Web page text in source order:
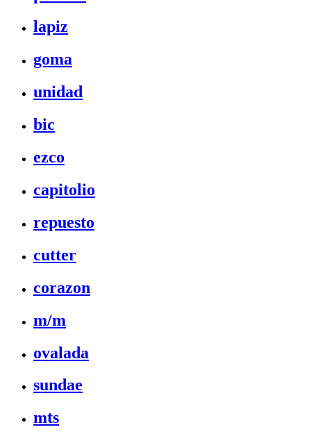
lapiz
goma
unidad
bic
ezco
capitolio
repuesto
cutter
corazon
m/m
ovalada
sundae
mts